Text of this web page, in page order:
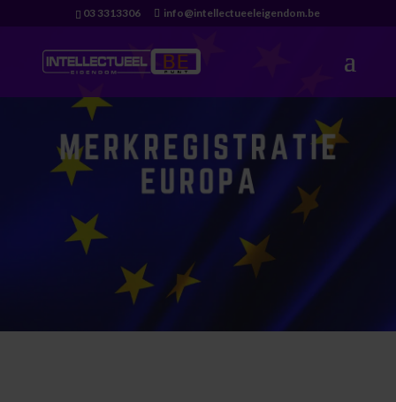
03 3313306 info@intellectueeleigendom.be